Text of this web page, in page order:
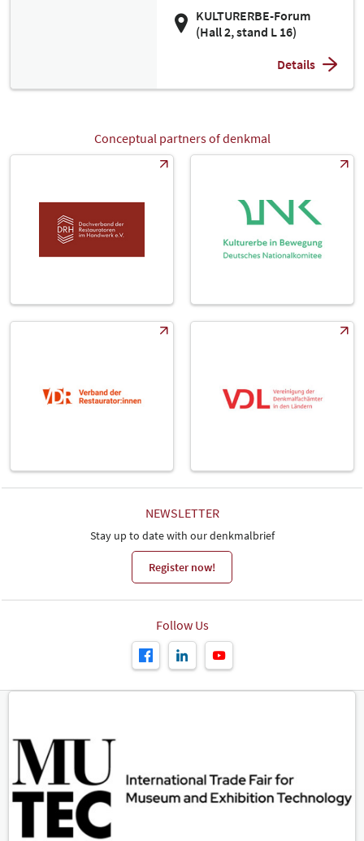
KULTURERBE-Forum
(Hall 2, stand L 16)
Details
Conceptual partners of denkmal
NEWSLETTER
Stay up to date with our denkmalbrief
Register now!
Follow Us